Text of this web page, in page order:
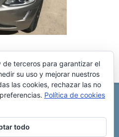
C/ Virgen del pilar, 6 ,
Centralita De Coche
de terceros para garantizar el
su uso y mejorar nuestros
las cookies, rechazar las no
Política de cookies
todo